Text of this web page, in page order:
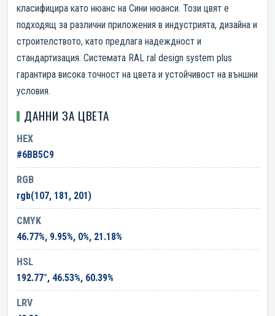
класифицира като нюанс на Сини нюанси. Този цвят е
подходящ за различни приложения в индустрията, дизайна и
строителството, като предлага надеждност и
стандартизация. Системата RAL ral design system plus
гарантира висока точност на цвета и устойчивост на външни
условия.
ДАННИ ЗА ЦВЕТА
HEX
#6BB5C9
RGB
rgb(107, 181, 201)
CMYK
46.77%, 9.95%, 0%, 21.18%
HSL
192.77°, 46.53%, 60.39%
LRV